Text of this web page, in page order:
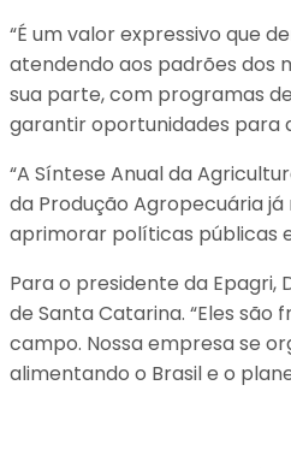
“É um valor expressivo que
atendendo aos padrões dos
sua parte, com programas
garantir oportunidades para
“A Síntese Anual da
da Produção Agropecuária
aprimorar políticas públicas
Para o presidente da
de Santa Catarina. “Eles
campo. Nossa empresa se
alimentando o Brasil e o